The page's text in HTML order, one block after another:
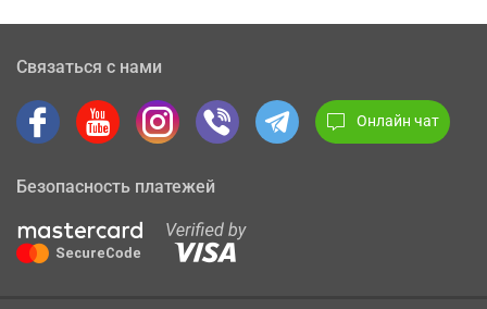
Связаться с нами
Онлайн чат
Безопасность платежей